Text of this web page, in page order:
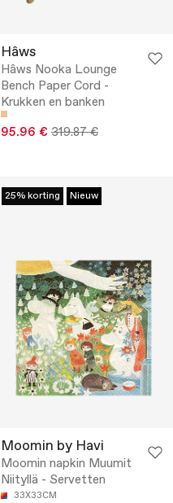
Hâws
Hâws Nooka Lounge
Bench Paper Cord -
Krukken en banken
95.96 € 319.87 €
25% korting Nieuw
Moomin by Havi
Moomin napkin Muumit
Niityllä - Servetten
33X33CM